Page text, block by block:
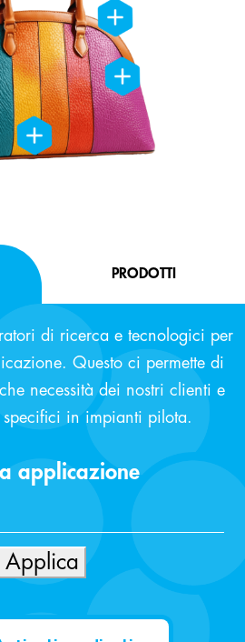
PRODOTTI
di ricerca e tecnologici per
Questo ci permette di
necessità dei nostri clienti e
in impianti pilota.
applicazione